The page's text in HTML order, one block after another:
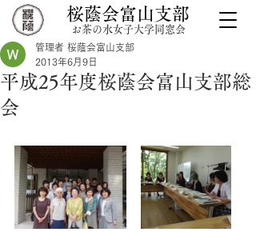
桜蔭会富山支部
お茶の水女子大学同窓会
平成25年度桜蔭会富山支部総
会
管理者 桜蔭会富山支部
2013年6月9日